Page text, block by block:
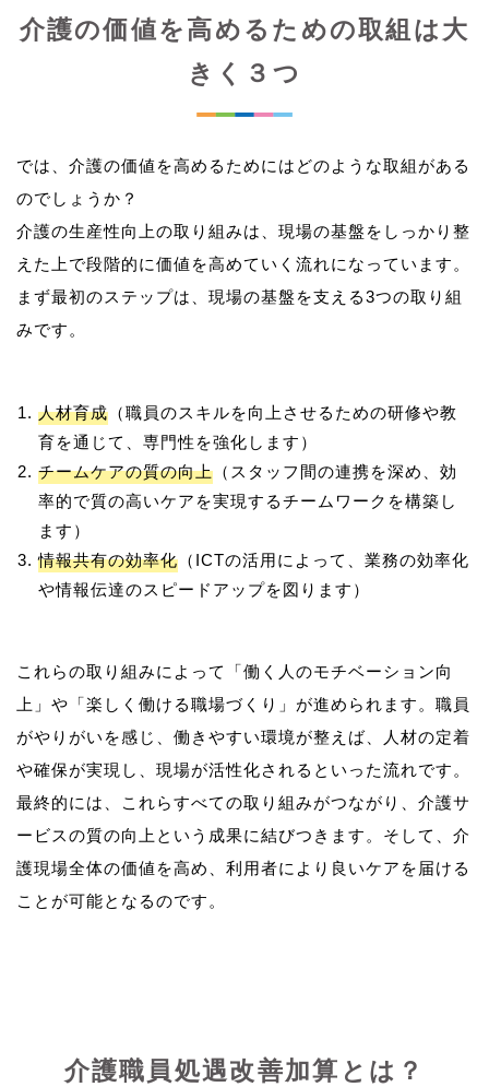
介護の価値を高めるための取組は大
きく３つ
では、介護の価値を高めるためにはどのような取組がある
のでしょうか？
介護の生産性向上の取り組みは、現場の基盤をしっかり整
えた上で段階的に価値を高めていく流れになっています。
まず最初のステップは、現場の基盤を支える3つの取り組
人材育成 （職員のスキルを向上させるための研修や教
育を通じて、専門性を強化します）
チームケアの質の向上 （スタッフ間の連携を深め、効
率的で質の高いケアを実現するチームワークを構築し
ます）
情報共有の効率化 （ICTの活用によって、業務の効率化
や情報伝達のスピードアップを図ります）
これらの取り組みによって「働く人のモチベーション向
上」や「楽しく働ける職場づくり」が進められます。職員
がやりがいを感じ、働きやすい環境が整えば、人材の定着
や確保が実現し、現場が活性化されるといった流れです。
最終的には、これらすべての取り組みがつながり、介護サ
ービスの質の向上という成果に結びつきます。そして、介
護現場全体の価値を高め、利用者により良いケアを届ける
介護職員処遇改善加算とは？